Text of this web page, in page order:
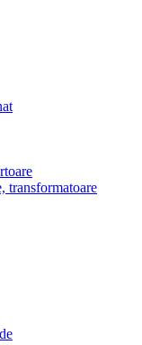
transformatoare